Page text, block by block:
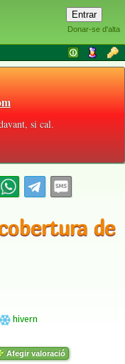
Donar-se d'alta
si cal.
de
hivern
Afegir valoració